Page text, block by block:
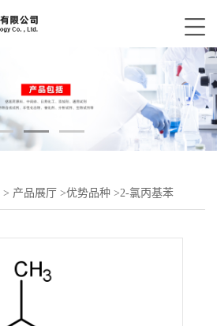
> 产品展厅 >优势品种 >2-氯丙基苯